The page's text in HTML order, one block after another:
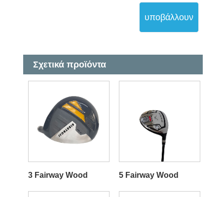
υποβάλλουν
Σχετικά προϊόντα
3 Fairway Wood 5 Fairway Wood